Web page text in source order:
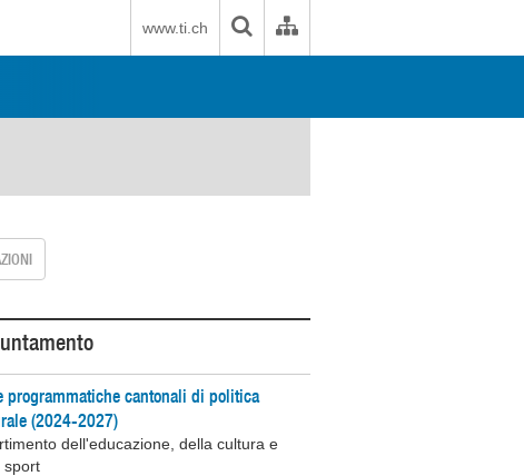
www.ti.ch
programmatiche cantonali di politica
(2024-2027)
dell'educazione, della cultura e
sport